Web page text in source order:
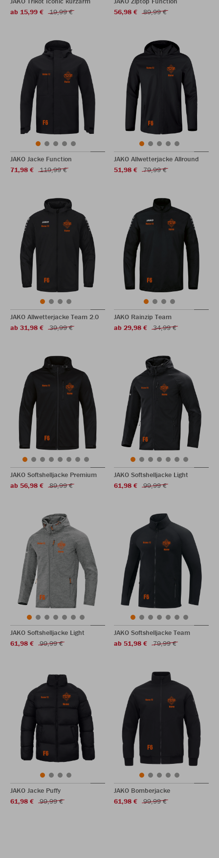
ab 15,99 €
19,99 €
56,98 €
89,99 €
JAKO Jacke Function
71,98 €
119,99 €
JAKO Allwetterjacke Allround
51,98 €
79,99 €
JAKO Allwetterjacke Team 2.0
ab 31,98 €
39,99 €
JAKO Rainzip Team
ab 29,98 €
34,99 €
JAKO Softshelljacke Premium
ab 56,98 €
89,99 €
JAKO Softshelljacke Light
61,98 €
99,99 €
JAKO Softshelljacke Light
61,98 €
99,99 €
JAKO Softshelljacke Team
ab 51,98 €
79,99 €
JAKO Jacke Puffy
61,98 €
99,99 €
JAKO Bomberjacke
61,98 €
99,99 €